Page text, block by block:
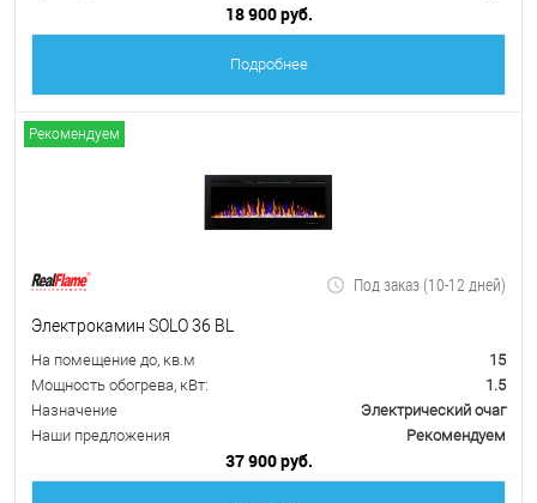
18 900 руб.
Подробнее
Рекомендуем
Под заказ (10-12 дней)
Электрокамин SOLO 36 BL
На помещение до, кв.м
15
Мощность обогрева, кВт:
1.5
Назначение
Электрический очаг
Наши предложения
Рекомендуем
37 900 руб.